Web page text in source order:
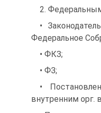
2.
•
Федеральное
• ФКЗ;
• ФЗ;
•
внутренним орг.